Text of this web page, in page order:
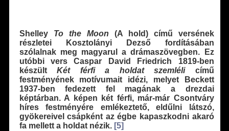
Shelley To the Moon (A hold) című versének
részletei Kosztolányi Dezső fordításában
szólalnak meg magyarul a drámaszövegben. Ez
utóbbi vers Caspar David Friedrich 1819-ben
készültKét férfi a holdat szemlélicímű
festményének motívumait idézi, melyet Beckett
1937-ben fedezett fel magának a drezdai
képtárban. A képen két férfi, már-már Csontváry
híres festményére emlékeztető, eldűlni látszó,
gyökereivel csápként az égbe kapaszkodni akaró
fa mellett a holdat nézik. [5]